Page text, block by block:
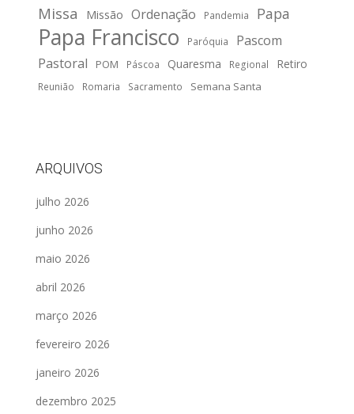
Missa Missão Ordenação Pandemia Papa
Papa Francisco Paróquia
Pascom
Pastoral
POM Páscoa Quaresma Regional Retiro
Reunião Romaria Sacramento Semana Santa
ARQUIVOS
julho 2026
junho 2026
maio 2026
abril 2026
março 2026
fevereiro 2026
janeiro 2026
dezembro 2025